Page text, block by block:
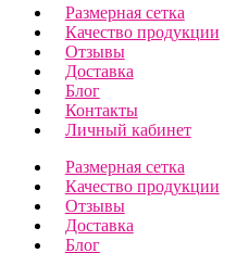
Размерная сетка
Качество продукции
Отзывы
Доставка
Блог
Контакты
Личный кабинет
Размерная сетка
Качество продукции
Отзывы
Доставка
Блог